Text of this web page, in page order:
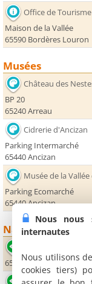
Office de
Maison de la Vallée
65590 Bordères Louron
Musées
Château des
BP 20
65240 Arreau
Cidrerie d'Ancizan
Parking Intermarché
65440 Ancizan
Musée de la
Parking Ecomarché
65440 Ancizan
Nature
65410 Beyrède Jumet
Col d'Aspin
Nous nous
internautes
Nous utilisons
cookies tiers)